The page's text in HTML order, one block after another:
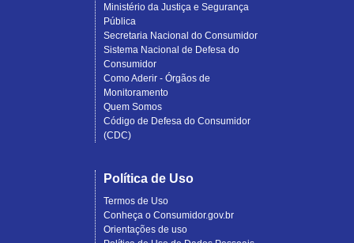
Ministério da Justiça e Segurança
Pública
Secretaria Nacional do Consumidor
Sistema Nacional de Defesa do
Consumidor
Como Aderir - Órgãos de
Monitoramento
Quem Somos
Código de Defesa do Consumidor
(CDC)
Política de Uso
Termos de Uso
Conheça o Consumidor.gov.br
Orientações de uso